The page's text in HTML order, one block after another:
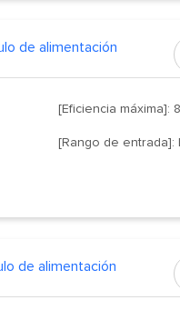
de alimentación
[Eficiencia máxima]:
[Rango de entrada]:
de alimentación